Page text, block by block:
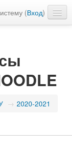
(Вход)
→ 2020-2021